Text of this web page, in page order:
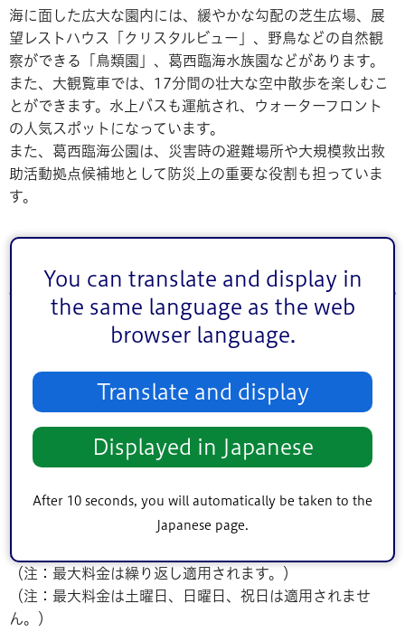
You can translate and display in
the same language as the web
browser language.
Translate and display
Displayed in Japanese
After 10 seconds, you will automatically be taken to the
Japanese page.
海に面した広大な園内には、緩やかな勾配の芝生広場、展
望レストハウス「クリスタルビュー」、野鳥などの自然観
察ができる「鳥類園」、葛西臨海水族園などがあります。
また、大観覧車では、17分間の壮大な空中散歩を楽しむこ
とができます。水上バスも運航され、ウォーターフロント
の人気スポットになっています。
また、葛西臨海公園は、災害時の避難場所や大規模救出救
助活動拠点候補地として防災上の重要な役割も担っていま
す。
基本情報
【所在地】江戸川区臨海町6丁目
【電話】03-5696-1331（葛西臨海公園サービスセンタ
ー）
各施設に定休日あり
サービスセンター・各施設は年末年始休業
【利用料金】無料（一部有料施設あり）
【駐車場】
普通車：1時間まで300円、以後20分まで毎に100円
月曜日～金曜日：入庫後12時間最大料金1200円
（注：最大料金は繰り返し適用されます。）
（注：最大料金は土曜日、日曜日、祝日は適用されませ
ん。）